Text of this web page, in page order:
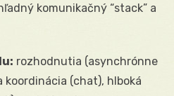
komunikačný “stack” a
rozhodnutia (asynchrónne
koordinácia (chat), hlboká